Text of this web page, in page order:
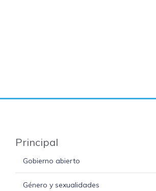
Principal
Gobierno abierto
Género y sexualidades